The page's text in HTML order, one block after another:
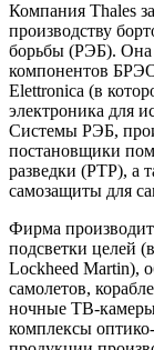
Компания Thales
производству
борьбы (РЭБ). Она
компонентов
Elettronica (в
электроника для
Системы РЭБ,
постановщики
разведки (РТР), а
самозащиты для
Фирма производит
подсветки целей
Lockheed Martin),
самолетов,
ночные ТВ-камеры
комплексы